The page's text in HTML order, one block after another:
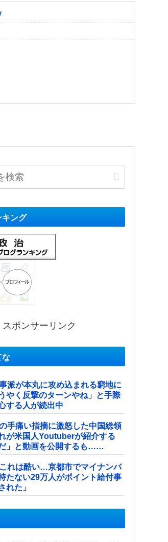
キング
スポンサーリンク
な
派が本丸に攻め込まれる窮地に
やく反撃のターンやね」と手際
する人が続出中
手痛い指摘に激怒した中国総領
が米国人Youtuberが紹介する
」と動画を公開するも……
れは酷い…京都市でマイナンバ
たない29万人がポイント給付事
れた」